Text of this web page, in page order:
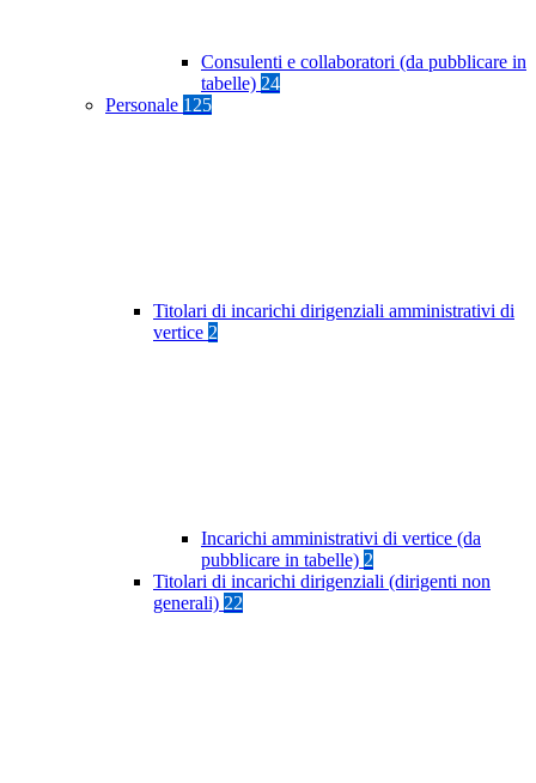
Consulenti e collaboratori (da pubblicare in
tabelle) 24
Personale 125
Titolari di incarichi dirigenziali amministrativi di
vertice 2
Incarichi amministrativi di vertice (da
pubblicare in tabelle) 2
Titolari di incarichi dirigenziali (dirigenti non
generali) 22